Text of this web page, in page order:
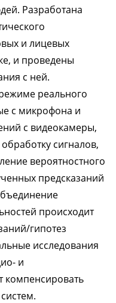
Разработана
и лицевых
и проведены
с ней.
реального
с микрофона и
с видеокамеры,
сигналов,
вероятностного
предсказаний
происходит
гипотез
исследования
и
компенсировать